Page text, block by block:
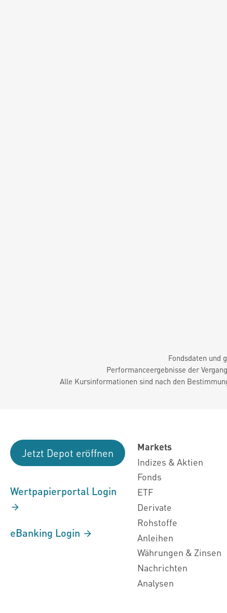
Fondsdaten und
Performanceergebnisse der
Alle Kursinformationen sind nach den
Jetzt Depot eröffnen
Wertpapierportal Login
eBanking Login
Markets
Indizes & Aktien
Fonds
ETF
Derivate
Rohstoffe
Anleihen
Währungen & Zinsen
Nachrichten
Analysen